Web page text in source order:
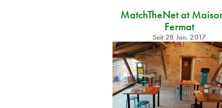
MatchTheNet at
Fermat
Seit 28 Jan. 2017